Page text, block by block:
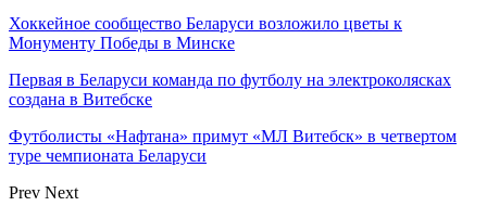
Хоккейное сообщество Беларуси возложило цветы к
Монументу Победы в Минске
Первая в Беларуси команда по футболу на электроколясках
создана в Витебске
Футболисты «Нафтана» примут «МЛ Витебск» в четвертом
туре чемпионата Беларуси
Prev Next